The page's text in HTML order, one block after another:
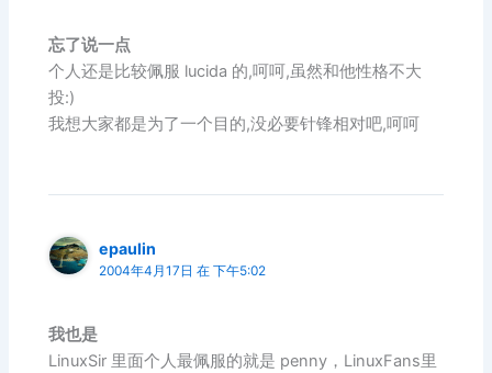
忘了说一点
个人还是比较佩服 lucida 的,呵呵,虽然和他性格不大
投:)
我想大家都是为了一个目的,没必要针锋相对吧,呵呵
epaulin
2004年4月17日 在 下午5:02
我也是
LinuxSir 里面个人最佩服的就是 penny，LinuxFans里